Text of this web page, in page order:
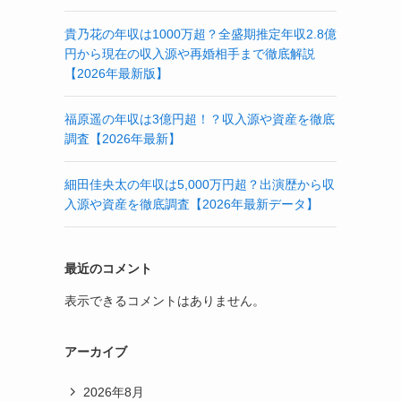
貴乃花の年収は1000万超？全盛期推定年収2.8億
円から現在の収入源や再婚相手まで徹底解説
【2026年最新版】
福原遥の年収は3億円超！？収入源や資産を徹底
調査【2026年最新】
細田佳央太の年収は5,000万円超？出演歴から収
入源や資産を徹底調査【2026年最新データ】
最近のコメント
表示できるコメントはありません。
アーカイブ
2026年8月